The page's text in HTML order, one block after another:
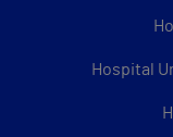
Hospital